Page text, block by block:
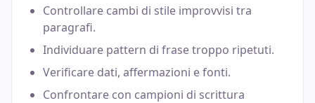
Controllare cambi di stile improvvisi tra
paragrafi.
Individuare pattern di frase troppo ripetuti.
Verificare dati, affermazioni e fonti.
Confrontare con campioni di scrittura